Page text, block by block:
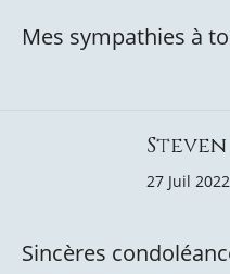
Mes sympathies à
27 Juil
Sincères